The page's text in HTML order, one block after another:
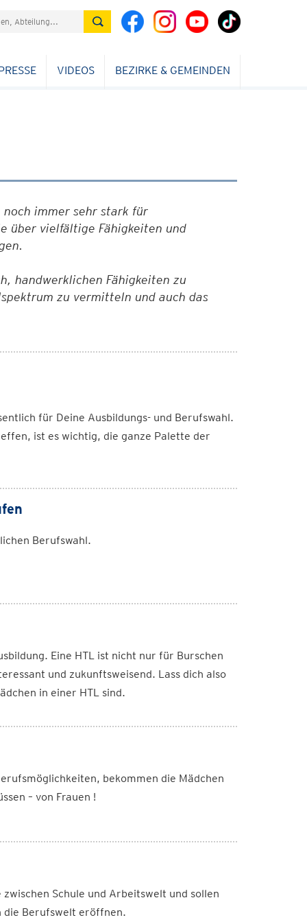
VIDEOS BEZIRKE & GEMEINDEN
noch immer sehr stark für
über vielfältige Fähigkeiten und
handwerklichen Fähigkeiten zu
zu vermitteln und auch das
für Deine Ausbildungs- und Berufswahl.
ist es wichtig, die ganze Palette der
Berufswahl.
Eine HTL ist nicht nur für Burschen
und zukunftsweisend. Lass dich also
in einer HTL sind.
bekommen die Mädchen
– von Frauen !
Schule und Arbeitswelt und sollen
die Berufswelt eröffnen.